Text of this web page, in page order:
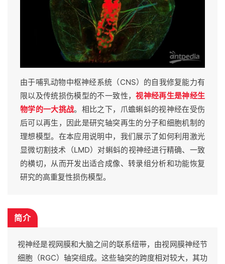
由于哺乳动物中枢神经系统（CNS）的自我修复能力有
限以及传统损伤模型的不一致性，视神经再生是神经生
物学的一大挑战。相比之下，爪蟾蝌蚪的视神经在受伤
后可以再生，因此是研究轴突再生的分子和细胞机制的
理想模型。在本应用说明中，我们展示了如何利用激光
显微切割技术（LMD）对蝌蚪的视神经进行精确、一致
的横切，从而开发出适合成像、转录组分析和功能恢复
研究的高重复性损伤模型。
简介
视神经是视网膜和大脑之间的联系纽带，由视网膜神经节
细胞（RGC）轴突组成。这些轴突的跨度相对较大，其功